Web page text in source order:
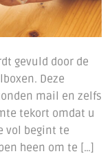
gevuld door de
Deze
mail en zelfs
tekort omdat u
vol begint te
heen om te […]